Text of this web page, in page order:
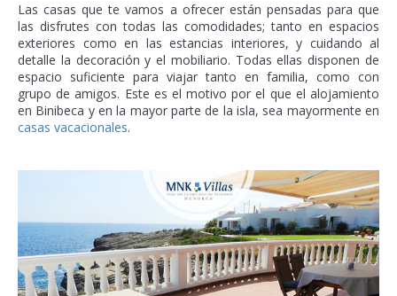
Las casas que te vamos a ofrecer están pensadas para que
las disfrutes con todas las comodidades; tanto en espacios
exteriores como en las estancias interiores, y cuidando al
detalle la decoración y el mobiliario. Todas ellas disponen de
espacio suficiente para viajar tanto en familia, como con
grupo de amigos. Este es el motivo por el que el alojamiento
en Binibeca y en la mayor parte de la isla, sea mayormente en
casas vacacionales.